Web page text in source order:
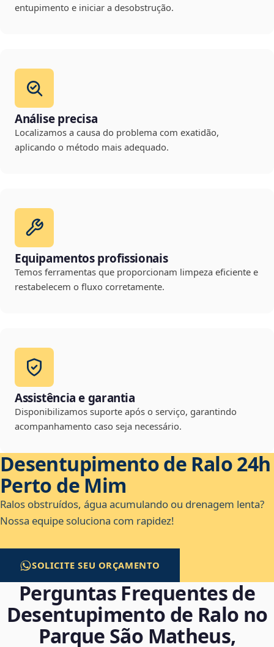
entupimento e iniciar a desobstrução.
Análise precisa
Localizamos a causa do problema com exatidão,
aplicando o método mais adequado.
Equipamentos profissionais
Temos ferramentas que proporcionam limpeza eficiente e
restabelecem o fluxo corretamente.
Assistência e garantia
Disponibilizamos suporte após o serviço, garantindo
acompanhamento caso seja necessário.
Desentupimento de Ralo 24h
Perto de Mim
Ralos obstruídos, água acumulando ou drenagem lenta?
Nossa equipe soluciona com rapidez!
SOLICITE SEU ORÇAMENTO
Perguntas Frequentes de
Desentupimento de Ralo no
Parque São Matheus,